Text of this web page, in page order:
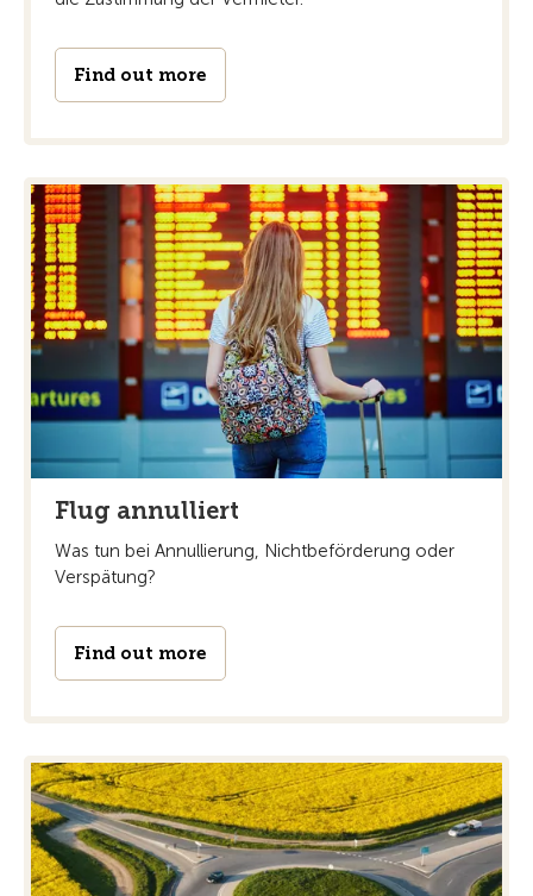
Find out more
Flug annulliert
Was tun bei Annullierung, Nichtbeförderung oder
Verspätung?
Find out more